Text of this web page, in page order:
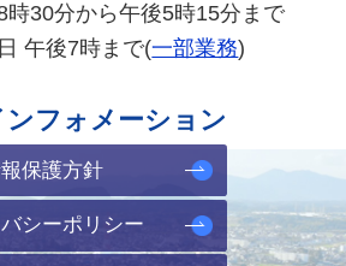
時30分から午後5時15分まで
午後7時まで(一部業務)
ンフォメーション
保護方針
シーポリシー